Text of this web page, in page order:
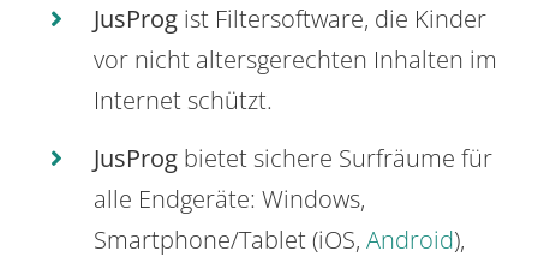
JusProg ist Filtersoftware, die Kinder
vor nicht altersgerechten Inhalten im
Internet schützt.
JusProg bietet sichere Surfräume für
alle Endgeräte: Windows,
Smartphone/Tablet (iOS, Android),